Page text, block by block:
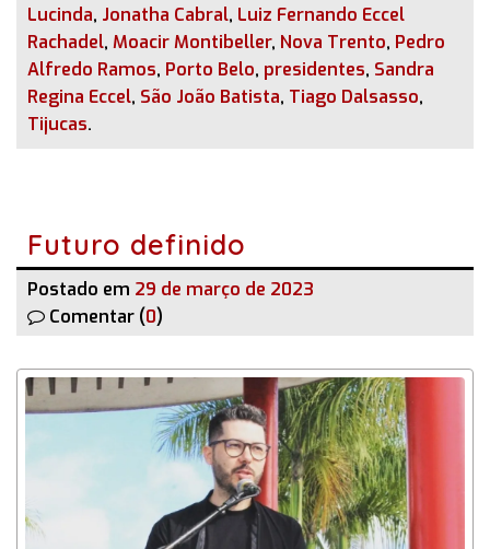
Lucinda, Jonatha Cabral, Luiz Fernando Eccel
Rachadel, Moacir Montibeller, Nova Trento, Pedro
Alfredo Ramos, Porto Belo, presidentes, Sandra
Regina Eccel, São João Batista, Tiago Dalsasso,
Tijucas.
Futuro definido
Postado em 29 de março de 2023
Comentar (0)